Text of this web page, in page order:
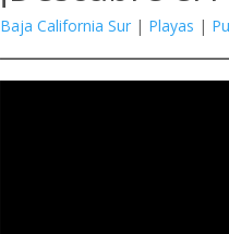
Baja California Sur | Playas |